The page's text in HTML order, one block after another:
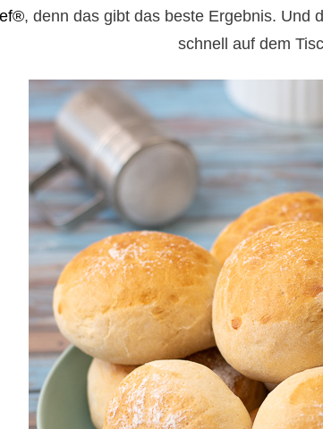
, denn das gibt das beste Ergebnis. Und
schnell auf dem